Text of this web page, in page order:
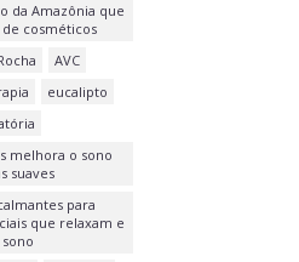
da Amazônia que
cosméticos
AVC
eucalipto
melhora o sono
suaves
para
que relaxam e